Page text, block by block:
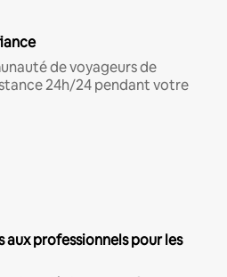
de voyageurs de
24h/24 pendant votre
professionnels pour les